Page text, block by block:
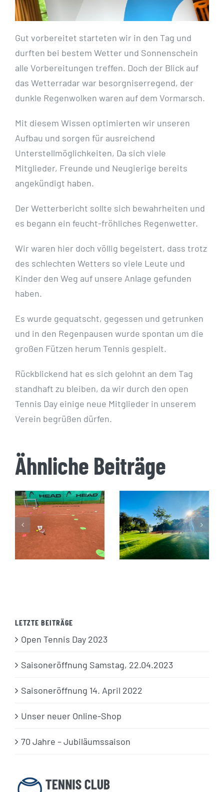
Gut vorbereitet starteten wir in den Tag und
durften bei bestem Wetter und Sonnenschein
alle Vorbereitungen treffen. Doch der Blick auf
das Wetterradar war besorgniserregend, der
dunkle Regenwolken waren auf dem Vormarsch.
Mit diesem Wissen optimierten wir unseren
Aufbau und sorgen für ausreichend
Unterstellmöglichkeiten, Da sich viele
Mitglieder, Freunde und Neugierige bereits
angekündigt haben.
Der Wetterbericht sollte sich bewahrheiten und
es begann ein feucht-fröhliches Regenwetter.
Wir waren hier doch völlig begeistert, dass trotz
des schlechten Wetters so viele Leute und
Kinder den Weg auf unsere Anlage gefunden
haben.
Es wurde gequatscht, gegessen und getrunken
und in den Regenpausen wurde spontan um die
großen Fützen herum Tennis gespielt.
Rückblickend hat es sich gelohnt an dem Tag
standhaft zu bleiben, da wir durch den open
Tennis Day einige neue Mitglieder in unserem
Verein begrüßen dürfen.
Ähnliche Beiträge
Open Tennis
Day 2023
Saisoneröffnung
Samstag,
22.04.2023
LETZTE BEITRÄGE
Open Tennis Day 2023
Saisoneröffnung Samstag, 22.04.2023
Saisoneröffnung 14. April 2022
Unser neuer Online-Shop
70 Jahre – Jubiläumssaison